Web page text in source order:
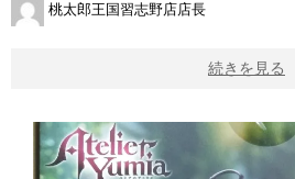
桃太郎王国習志野店店長
続きを見る